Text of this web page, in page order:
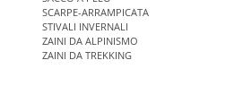
SCARPE-ARRAMPICATA
STIVALI INVERNALI
ZAINI DA ALPINISMO
ZAINI DA TREKKING